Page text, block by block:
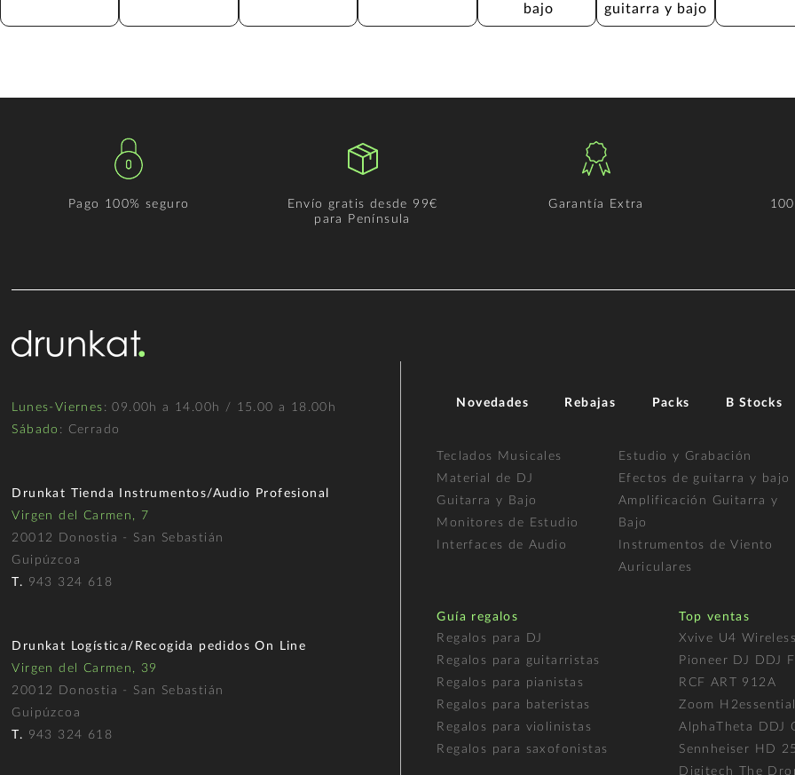
bajo
guitarra y bajo
Pago 100% seguro
Envío gratis desde 99€
para Península
Garantía Extra
Lunes-Viernes : 09.00h a 14.00h / 15.00 a 18.00h
Sábado : Cerrado
Drunkat Tienda Instrumentos/Audio Profesional
Virgen del Carmen, 7
20012 Donostia - San Sebastián
Guipúzcoa
T. 943 324 618
Drunkat Logística/Recogida pedidos On Line
Virgen del Carmen, 39
20012 Donostia - San Sebastián
Guipúzcoa
T. 943 324 618
Novedades Rebajas Packs B Stocks
Teclados Musicales
Material de DJ
Guitarra y Bajo
Monitores de Estudio
Interfaces de Audio
Estudio y Grabación
Efectos de guitarra y bajo
Amplificación Guitarra y
Bajo
Instrumentos de Viento
Auriculares
Guía regalos
Regalos para DJ
Regalos para guitarristas
Regalos para pianistas
Regalos para bateristas
Regalos para violinistas
Regalos para saxofonistas
Top ventas
Xvive U4
Pioneer DJ DDJ
RCF ART 912A
Zoom H2essential
AlphaTheta DDJ
Sennheiser HD 25
Digitech The